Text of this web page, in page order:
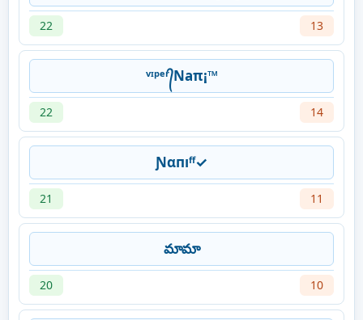
22 13
ᵛᶦᵖᵉʳ᭄Naπ¡™
22 14
Ɲαпıᶠᶠ✓
21 11
మామా
20 10